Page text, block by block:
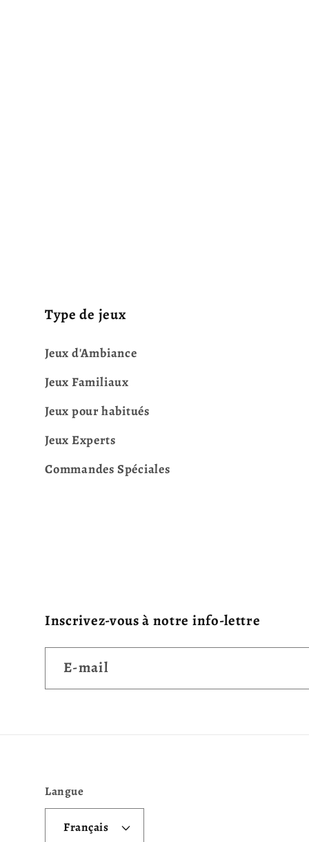
Type de jeux
Jeux d'Ambiance
Jeux Familiaux
Jeux pour habitués
Jeux Experts
Commandes Spéciales
Inscrivez-vous à notre info-lettre
E-mail
Langue
Français